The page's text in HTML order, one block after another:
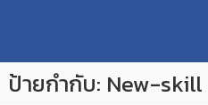
p
U
T
วิ
ท
ป้ายกำกับ: New-skill